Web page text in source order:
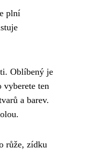
plní
Oblíbený je
vyberete ten
a barev.
růže, zídku